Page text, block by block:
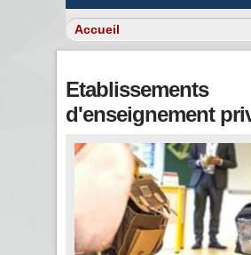
Etablissements
d'enseignement